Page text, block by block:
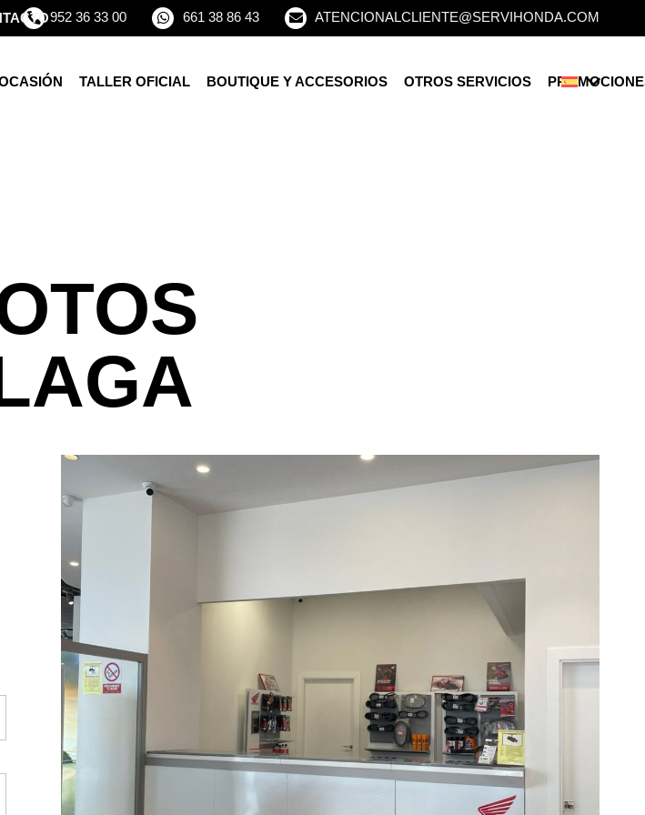
952 36 33 00 661 38 86 43 ATENCIONALCLIENTE@SERVIHONDA.COM
TALLER OFICIAL BOUTIQUE Y ACCESORIOS OTROS SERVICIOS